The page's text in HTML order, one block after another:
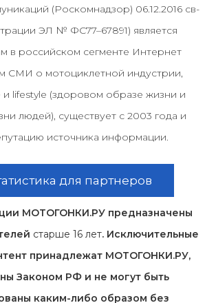
(Роскомнадзор) 06.12.2016 св-
ЭЛ № ФС77–67891) является
в российском сегменте Интернет
СМИ о мотоциклетной индустрии,
lifestyle (здоровом образе жизни и
людей), существует с 2003 года и
источника информации.
для партнеров
МОТОГОНКИ.РУ предназначены
старше 16 лет. Исключительные
принадлежат МОТОГОНКИ.РУ,
Законом РФ и не могут быть
каким-либо образом без